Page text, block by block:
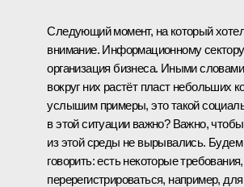
Следующий момент, на который
внимание. Информационному
организация бизнеса. Иными
вокруг них растёт пласт небольших
услышим примеры, это такой
в этой ситуации важно? Важно,
из этой среды не вырывались. Будем
говорить: есть некоторые
перерегистрироваться, например,